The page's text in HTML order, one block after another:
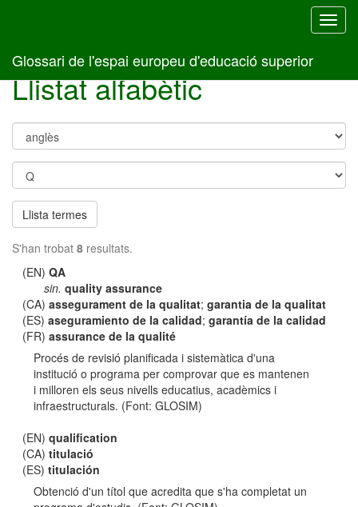
Glossari de l'espai europeu d'educació superior
Llistat alfabètic
Llista termes
S'han trobat 8 resultats.
(EN)QA
sin. quality assurance
(CA)assegurament de la qualitat;garantia de la qualitat
(ES)aseguramiento de la calidad;garantía de la calidad
(FR)assurance de la qualité
Procés de revisió planificada i sistemàtica d'una
institució o programa per comprovar que es mantenen
i milloren els seus nivells educatius, acadèmics i
infraestructurals. (Font: GLOSIM)
(EN)qualification
(CA)titulació
(ES)titulación
Obtenció d'un títol que acredita que s'ha completat un